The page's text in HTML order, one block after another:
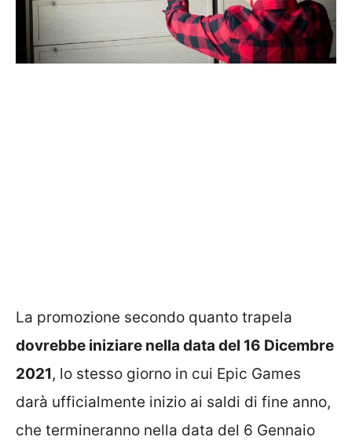
La promozione secondo quanto trapela
dovrebbe iniziare nella data del 16 Dicembre
2021, lo stesso giorno in cui Epic Games
darà ufficialmente inizio ai saldi di fine anno,
che termineranno nella data del 6 Gennaio